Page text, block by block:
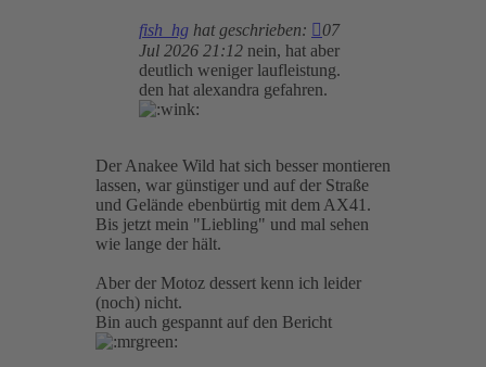
fish_hg hat geschrieben:
07
Jul 2026 21:12 nein, hat aber
deutlich weniger laufleistung.
den hat alexandra gefahren.
Der Anakee Wild hat sich besser montieren
lassen, war günstiger und auf der Straße
und Gelände ebenbürtig mit dem AX41.
Bis jetzt mein "Liebling" und mal sehen
wie lange der hält.
Aber der Motoz dessert kenn ich leider
(noch) nicht.
Bin auch gespannt auf den Bericht